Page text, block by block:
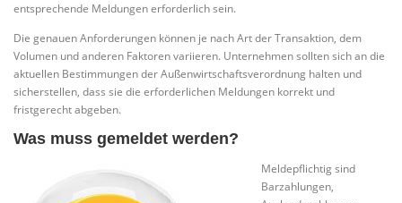
entsprechende Meldungen erforderlich sein.
Die genauen Anforderungen können je nach Art der Transaktion, dem
Volumen und anderen Faktoren variieren. Unternehmen sollten sich an die
aktuellen Bestimmungen der Außenwirtschaftsverordnung halten und
sicherstellen, dass sie die erforderlichen Meldungen korrekt und
fristgerecht abgeben.
Was muss gemeldet werden?
Meldepflichtig sind
Barzahlungen,